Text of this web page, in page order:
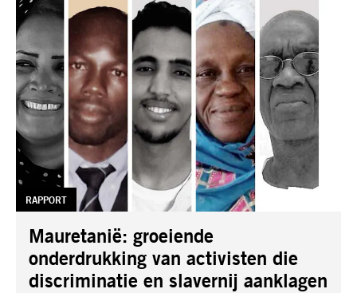
Mauretanië: groeiende
onderdrukking van activisten die
discriminatie en slavernij aanklagen
TAG:
RAPPORT